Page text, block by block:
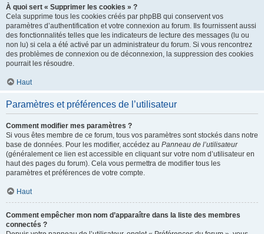
À quoi sert « Supprimer les cookies » ?
Cela supprime tous les cookies créés par phpBB qui conservent vos
paramètres d’authentification et votre connexion au forum. Ils fournissent aussi
des fonctionnalités telles que les indicateurs de lecture des messages (lu ou
non lu) si cela a été activé par un administrateur du forum. Si vous rencontrez
des problèmes de connexion ou de déconnexion, la suppression des cookies
pourrait les résoudre.
Haut
Paramètres et préférences de l’utilisateur
Comment modifier mes paramètres ?
Si vous êtes membre de ce forum, tous vos paramètres sont stockés dans notre
base de données. Pour les modifier, accédez au Panneau de l’utilisateur
(généralement ce lien est accessible en cliquant sur votre nom d’utilisateur en
haut des pages du forum). Cela vous permettra de modifier tous les
paramètres et préférences de votre compte.
Haut
Comment empêcher mon nom d’apparaître dans la liste des membres
connectés ?